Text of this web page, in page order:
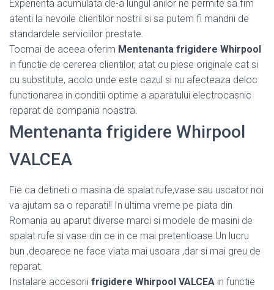
Experienta acumulata de-a lungul anilor ne permite sa fim
atenti la nevoile clientilor nostrii si sa putem fi mandrii de
standardele serviciilor prestate.
Tocmai de aceea oferim Mentenanta frigidere Whirpool
in functie de cererea clientilor, atat cu piese originale cat si
cu substitute, acolo unde este cazul si nu afecteaza deloc
functionarea in conditii optime a aparatului electrocasnic
reparat de compania noastra.
Mentenanta frigidere Whirpool
VALCEA
Fie ca detineti o masina de spalat rufe,vase sau uscator noi
va ajutam sa o reparati!! In ultima vreme pe piata din
Romania au aparut diverse marci si modele de masini de
spalat rufe si vase din ce in ce mai pretentioase.Un lucru
bun ,deoarece ne face viata mai usoara ,dar si mai greu de
reparat.
Instalare accesorii frigidere Whirpool VALCEA in functie